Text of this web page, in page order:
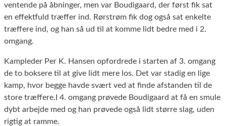
ventende på åbninger, men var Boudigaard, der først fik sat
en effektfuld træffer ind. Rørstrøm fik dog også sat enkelte
træffere ind, og han så ud til at komme lidt bedre med i 2.
omgang.
Kampleder Per K. Hansen opfordrede i starten af 3. omgang
de to boksere til at give lidt mere los. Det var stadig en lige
kamp, hvor begge havde svært ved at finde afstanden til de
store træffere.I 4. omgang prøvede Boudigaard at få en smule
dybt arbejde med og han prøvede også lidt større slag, uden
rigtig at ramme.